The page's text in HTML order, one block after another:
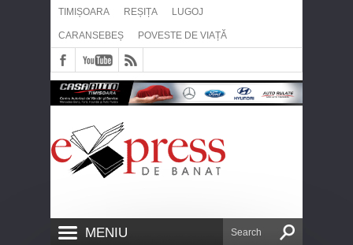
TIMIȘOARA REȘIȚA LUGOJ
CARANSEBEȘ POVESTE DE VIAȚĂ
MENIU